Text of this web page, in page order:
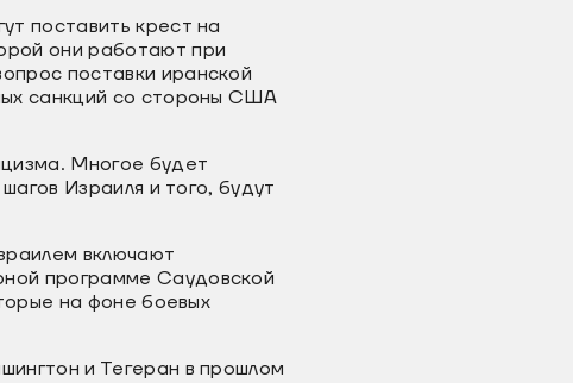
поставить крест на
они работают при
поставки иранской
санкций со стороны США
Многое будет
Израиля и того, будут
включают
программе Саудовской
на фоне боевых
и Тегеран в прошлом